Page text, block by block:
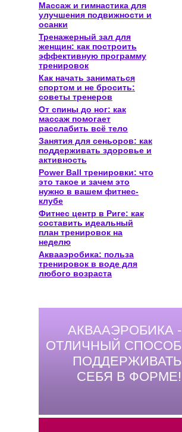
Массаж и гимнастика для
улучшения подвижности и
осанки
Тренажерный зал для
женщин: как построить
эффективную программу
тренировок
Как начать заниматься
спортом и не бросить:
советы тренеров
От спины до ног: как
массаж помогает
расслабить всё тело
Занятия для сеньоров: как
поддерживать здоровье и
активность
Power Ball тренировки: что
это такое и зачем это
нужно в вашем фитнес-
клубе
Фитнес центр в Риге: как
составить идеальный
план тренировок на
неделю
Аквааэробика: польза
тренировок в воде для
любого возраста
АКВААЭРОБИКА -
ОТЛИЧНЫЙ СПОСОБ
ПОДДЕРЖИВАТЬ
СЕБЯ В ФОРМЕ!